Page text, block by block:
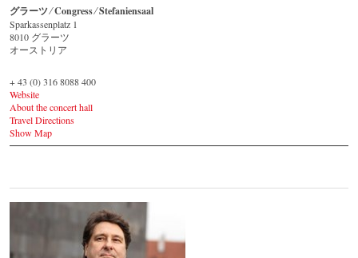
グラーツ ⁄ Congress ⁄ Stefaniensaal
Sparkassenplatz 1 ‎
8010 グラーツ
オーストリア
+ 43 (0) 316 8088 400
Website
About the concert hall
Travel Directions
Show Map